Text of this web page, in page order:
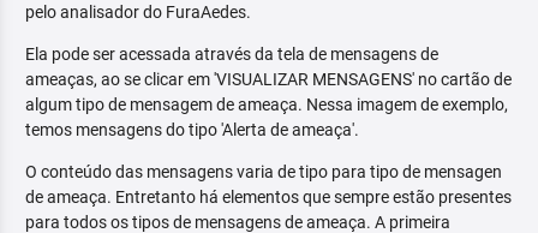
pelo analisador do FuraAedes.
Ela pode ser acessada através da tela de mensagens de
ameaças, ao se clicar em 'VISUALIZAR MENSAGENS' no cartão de
algum tipo de mensagem de ameaça. Nessa imagem de exemplo,
temos mensagens do tipo 'Alerta de ameaça'.
O conteúdo das mensagens varia de tipo para tipo de mensagen
de ameaça. Entretanto há elementos que sempre estão presentes
para todos os tipos de mensagens de ameaça. A primeira